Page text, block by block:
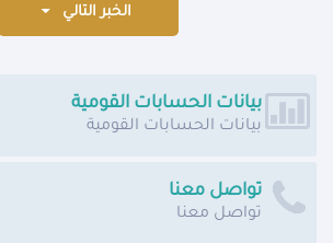
الخبر التالي
بيانات الحسابات القومية
بيانات الحسابات القومية
تواصل معنا
تواصل معنا